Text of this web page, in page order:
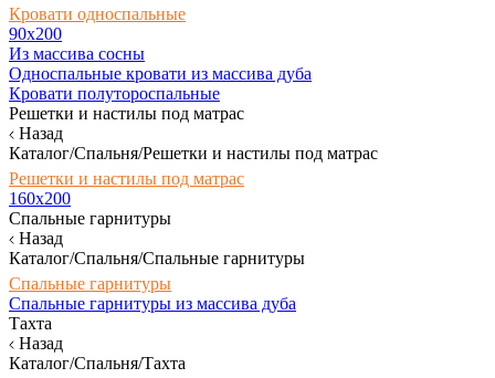
Кровати односпальные
90х200
Из массива сосны
Односпальные кровати из массива дуба
Кровати полутороспальные
Решетки и настилы под матрас
Назад
Каталог/Спальня/Решетки и настилы под матрас
Решетки и настилы под матрас
160х200
Спальные гарнитуры
Назад
Каталог/Спальня/Спальные гарнитуры
Спальные гарнитуры
Спальные гарнитуры из массива дуба
Тахта
Назад
Каталог/Спальня/Тахта